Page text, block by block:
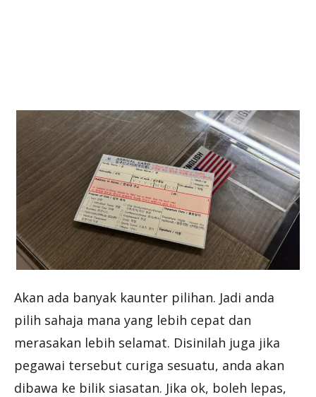
Akan ada banyak kaunter pilihan. Jadi anda
pilih sahaja mana yang lebih cepat dan
merasakan lebih selamat. Disinilah juga jika
pegawai tersebut curiga sesuatu, anda akan
dibawa ke bilik siasatan. Jika ok, boleh lepas,